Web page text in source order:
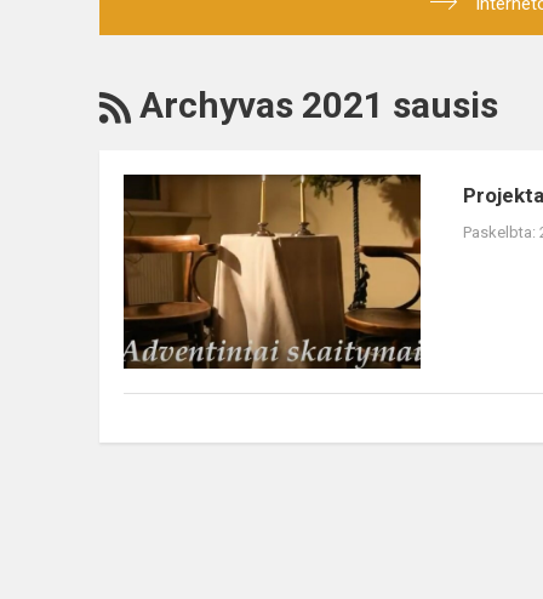
RSS
Archyvas 2021 sausis
Projektas
„Advento
skaitymai“
Paskelbta: